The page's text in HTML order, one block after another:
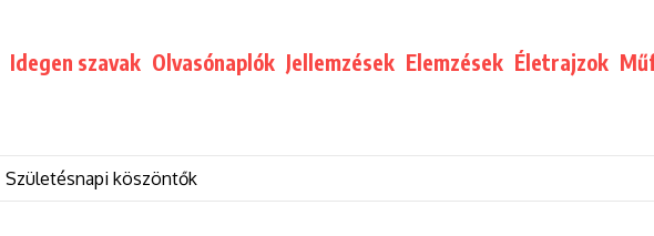
Idegen szavak Olvasónaplók Jellemzések Elemzések Életrajzok
Születésnapi köszöntők